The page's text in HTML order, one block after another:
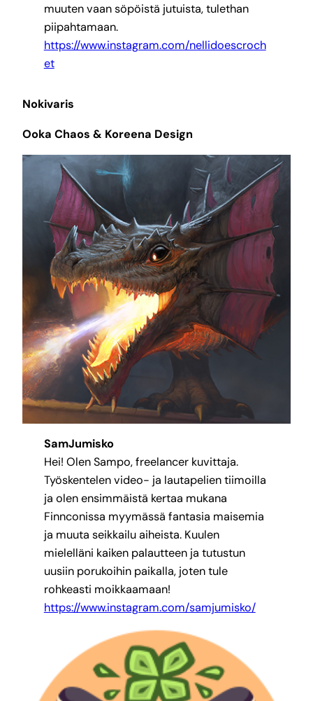
muuten vaan söpöistä jutuista, tulethan
piipahtamaan.
https://www.instagram.com/nellidoescroch
et
Nokivaris
Ooka Chaos & Koreena Design
SamJumisko
Hei! Olen Sampo, freelancer kuvittaja.
Työskentelen video- ja lautapelien tiimoilla
ja olen ensimmäistä kertaa mukana
Finnconissa myymässä fantasia maisemia
ja muuta seikkailu aiheista. Kuulen
mielelläni kaiken palautteen ja tutustun
uusiin porukoihin paikalla, joten tule
rohkeasti moikkaamaan!
https://www.instagram.com/samjumisko/